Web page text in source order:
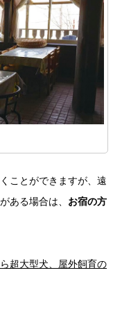
ことができますが、遠
ある場合は、 お宿の方
超大型犬、屋外飼育の